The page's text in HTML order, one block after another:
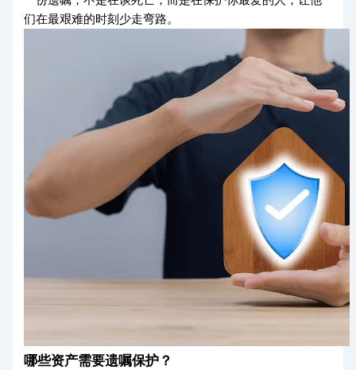
们在最艰难的时刻少走弯路。
哪些资产需要遗嘱保护？